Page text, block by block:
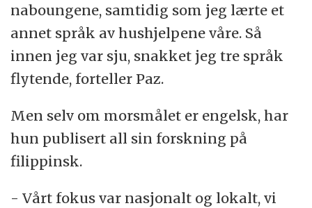
naboungene, samtidig som jeg lærte et
annet språk av hushjelpene våre. Så
innen jeg var sju, snakket jeg tre språk
flytende, forteller Paz.
Men selv om morsmålet er engelsk, har
hun publisert all sin forskning på
filippinsk.
- Vårt fokus var nasjonalt og lokalt, vi